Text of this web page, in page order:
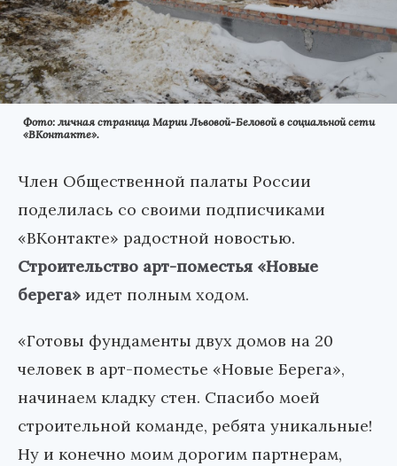
Фото: личная страница Марии Львовой-Беловой в социальной сети
«ВКонтакте».
Член Общественной палаты России
поделилась со своими подписчиками
«ВКонтакте» радостной новостью.
Строительство арт-поместья «Новые
берега» идет полным ходом.
«Готовы фундаменты двух домов на 20
человек в арт-поместье «Новые Берега»,
начинаем кладку стен. Спасибо моей
строительной команде, ребята уникальные!
Ну и конечно моим дорогим партнерам,